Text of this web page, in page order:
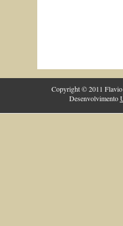
Copyright © 2011 Flavio
Desenvolvimento